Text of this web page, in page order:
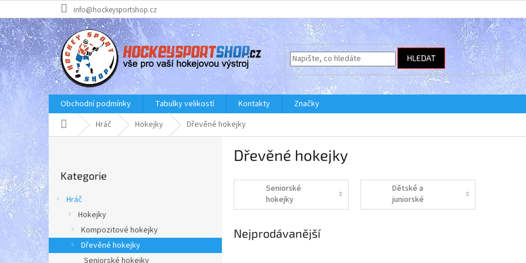
na
obsah
info@hockeysportshop.cz
HLEDAT
Obchodní podmínky Tabulky velikostí Kontakty
Značky
Domů Hráč Hokejky Dřevěné hokejky
P
r
a
n
kategorie
Kategorie
Hráč
Hokejky
Kompozitové hokejky
Dřevěné hokejky
Seniorské hokejky
Dřevěné hokejky
Seniorské
hokejky
Dětské a
juniorské
hokejky
Nejprodávanější